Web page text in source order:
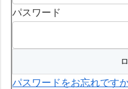
パスワード
パスワードをお忘れです